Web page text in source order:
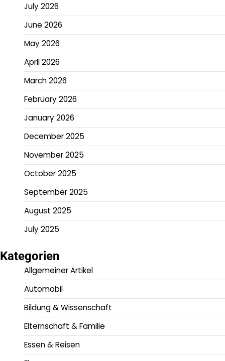
July 2026
June 2026
May 2026
April 2026
March 2026
February 2026
January 2026
December 2025
November 2025
October 2025
September 2025
August 2025
July 2025
Kategorien
Allgemeiner Artikel
Automobil
Bildung & Wissenschaft
Elternschaft & Familie
Essen & Reisen